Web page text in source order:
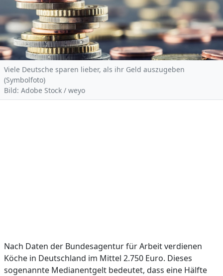
Viele Deutsche sparen lieber, als ihr Geld auszugeben
(Symbolfoto)
Bild: Adobe Stock / weyo
Nach Daten der Bundesagentur für Arbeit verdienen
Köche in Deutschland im Mittel 2.750 Euro. Dieses
sogenannte Medianentgelt bedeutet, dass eine Hälfte